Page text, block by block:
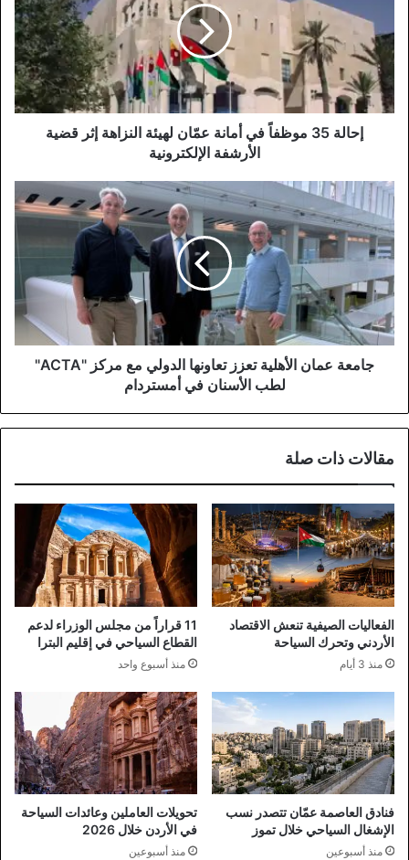
أمانة
عمّان
لهيئة
النزاهة
إثر
إحالة 35 موظفاً في أمانة عمّان لهيئة النزاهة إثر قضية
الأرشفة الإلكترونية
جامعة
عمان
الأهلية
تعزز
تعاونها
الدولي
مع
مركز
"ACTA"
لطب
جامعة عمان الأهلية تعزز تعاونها الدولي مع مركز "ACTA"
لطب الأسنان في أمستردام
مقالات ذات صلة
الفعاليات الصيفية تنعش الاقتصاد
الأردني وتحرك السياحة
منذ 3 أيام
11 قراراً من مجلس الوزراء لدعم
القطاع السياحي في إقليم البترا
منذ أسبوع واحد
فنادق العاصمة عمّان تتصدر نسب
الإشغال السياحي خلال تموز
منذ أسبوعين
تحويلات العاملين وعائدات السياحة
في الأردن خلال 2026
منذ أسبوعين